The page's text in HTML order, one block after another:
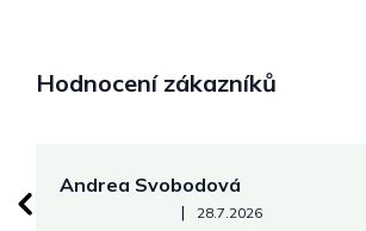
Hodnocení zákazníků
Andrea Svobodová
Hodnocení obchodu je 5 z 5 hvězdiček.
| 28.7.2026